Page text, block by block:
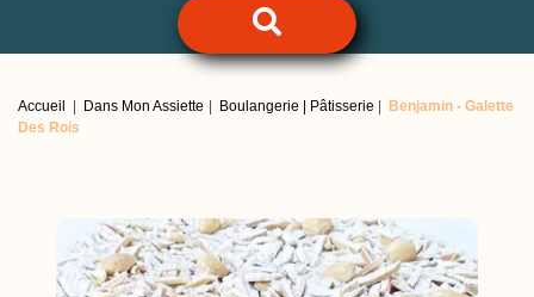
Accueil Dans Mon Assiette Boulangerie | Pâtisserie Benjamin -Galette
Des Rois